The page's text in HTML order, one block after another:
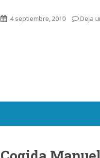
4 septiembre, 2010 Deja